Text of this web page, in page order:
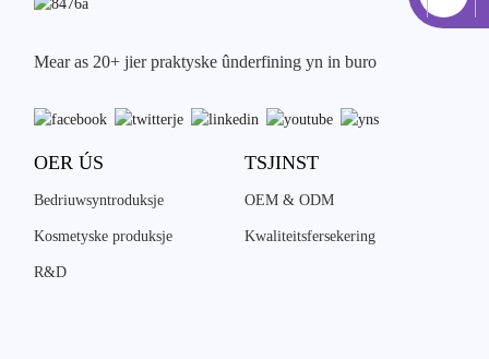
Mear as 20+ jier praktyske ûnderfining yn in buro
OER ÚS
Bedriuwsyntroduksje
Kosmetyske produksje
R&D
TSJINST
OEM & ODM
Kwaliteitsfersekering